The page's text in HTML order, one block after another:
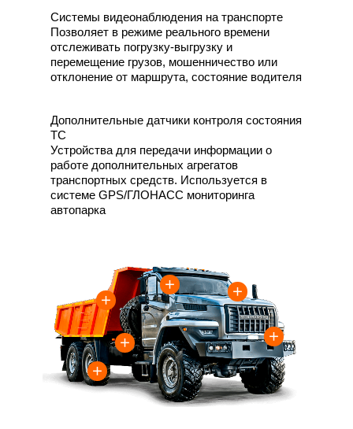
Системы видеонаблюдения на транспорте
Позволяет в режиме реального времени
отслеживать погрузку-выгрузку и
перемещение грузов, мошенничество или
отклонение от маршрута, состояние водителя
Дополнительные датчики контроля состояния
ТС
Устройства для передачи информации о
работе дополнительных агрегатов
транспортных средств. Используется в
системе GPS/ГЛОНАСС мониторинга
автопарка